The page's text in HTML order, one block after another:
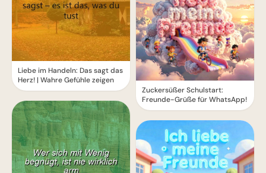
Liebe im Handeln: Das sagt das
Herz! | Wahre Gefühle zeigen
Zuckersüßer Schulstart:
Freunde-Grüße für WhatsApp!